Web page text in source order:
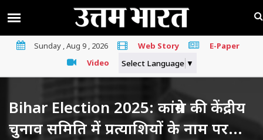
Sunday , Aug 9 , 2026 Web Story
E-Paper
Video
Select Language ▼
Bihar Election 2025: कांग्रेस की केंद्रीय
चुनाव समिति में प्रत्याशियों के नाम पर...